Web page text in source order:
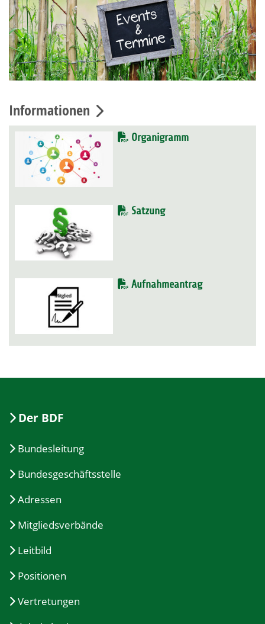
Informationen
Organigramm
Satzung
Aufnahmeantrag
Der BDF
Bundesleitung
Bundesgeschäftsstelle
Adressen
Mitgliedsverbände
Leitbild
Positionen
Vertretungen